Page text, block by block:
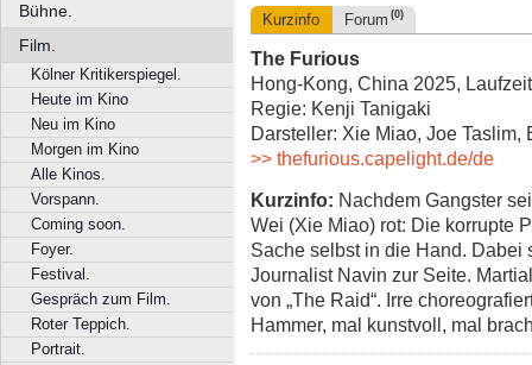
Bühne.
Film.
Kölner Kritikerspiegel.
Heute im Kino
Neu im Kino
Morgen im Kino
Alle Kinos.
Vorspann.
Coming soon.
Foyer.
Festival.
Gespräch zum Film.
Roter Teppich.
Portrait.
Kurzinfo Forum (0)
The Furious
Hong-Kong, China 2025,
Regie: Kenji Tanigaki
Darsteller: Xie Miao, Joe Taslim,
>> thefurious.capelight.de/de
Kurzinfo: Nachdem Gangster
Wei (Xie Miao) rot: Die korrupte
Sache selbst in die Hand.
Journalist Navin zur Seite.
von „The Raid“. Irre
Hammer, mal kunstvoll, mal